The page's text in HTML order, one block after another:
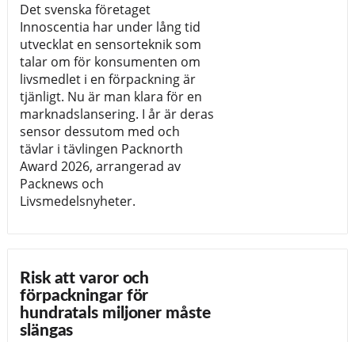
Det svenska företaget
Innoscentia har under lång tid
utvecklat en sensorteknik som
talar om för konsumenten om
livsmedlet i en förpackning är
tjänligt. Nu är man klara för en
marknadslansering. I år är deras
sensor dessutom med och
tävlar i tävlingen Packnorth
Award 2026, arrangerad av
Packnews och
Livsmedelsnyheter.
Risk att varor och
förpackningar för
hundratals miljoner måste
slängas